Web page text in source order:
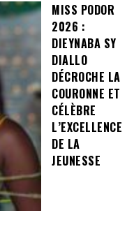
MISS PODOR
2026 :
DIEYNABA SY
DIALLO
DÉCROCHE LA
COURONNE ET
CÉLÈBRE
L’EXCELLENCE
DE LA
JEUNESSE